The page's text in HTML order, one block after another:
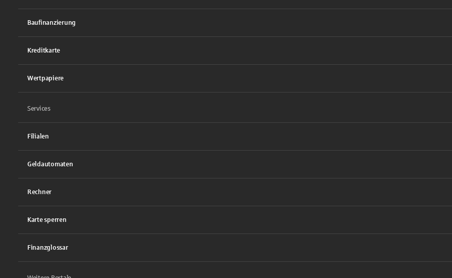
Baufinanzierung
Kreditkarte
Wertpapiere
Services
Filialen
Geldautomaten
Rechner
Karte sperren
Finanzglossar